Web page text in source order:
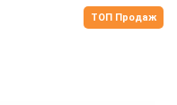
ТОП Продаж